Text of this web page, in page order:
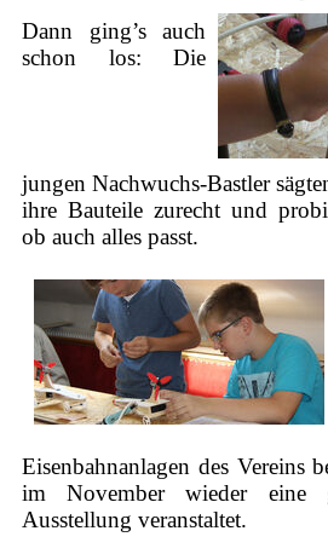
Dann ging’s auch
schon los: Die
jungen Nachwuchs-Bastler
ihre Bauteile zurecht und
ob auch alles passt.
Eisenbahnanlagen des Vereins
im November wieder eine
Ausstellung veranstaltet.